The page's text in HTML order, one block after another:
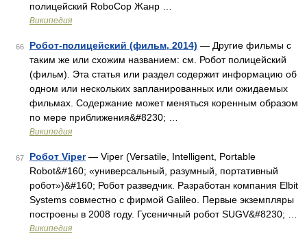
полицейский RoboCop Жанр …
Википедия
66 Робот-полицейский (фильм, 2014) — Другие фильмы с
таким же или схожим названием: см. Робот полицейский
(фильм). Эта статья или раздел содержит информацию об
одном или нескольких запланированных или ожидаемых
фильмах. Содержание может меняться коренным образом
по мере приближения&#8230; …
Википедия
67 Робот Viper— Viper (Versatile, Intelligent, Portable
Robot&#160; «универсальный, разумный, портативный
робот»)&#160; Робот разведчик. Разработан компания Elbit
Systems совместно с фирмой Galileo. Первые экземпляры
построены в 2008 году. Гусеничный робот SUGV&#8230; …
Википедия